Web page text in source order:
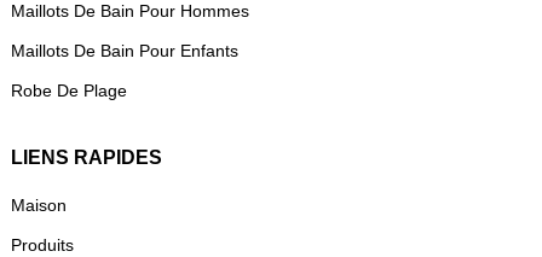
Maillots De Bain Pour Hommes
Maillots De Bain Pour Enfants
Robe De Plage
LIENS RAPIDES
Maison
Produits